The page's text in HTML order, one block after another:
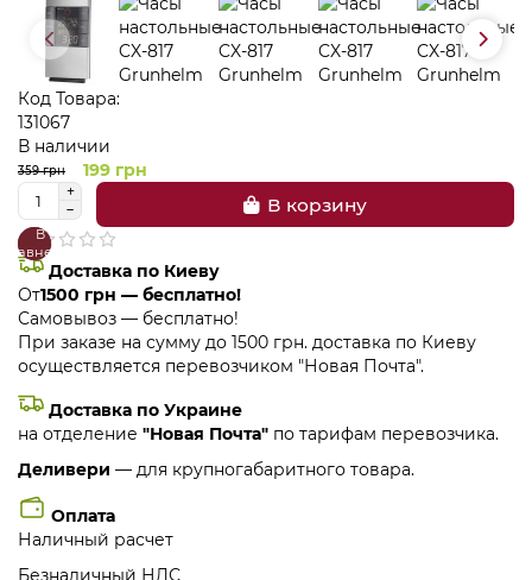
Код Товара:
131067
В наличии
359 грн 199 грн
В корзину
В
закладки
В
сравнение
Доставка по Киеву
От1500 грн — бесплатно!
Самовывоз — бесплатно!
При заказе на сумму до 1500 грн. доставка по Киеву
осуществляется перевозчиком "Новая Почта".
Доставка по Украине
на отделение "Новая Почта" по тарифам перевозчика.
Деливери — для крупногабаритного товара.
Оплата
Наличный расчет
Безналичный НДС